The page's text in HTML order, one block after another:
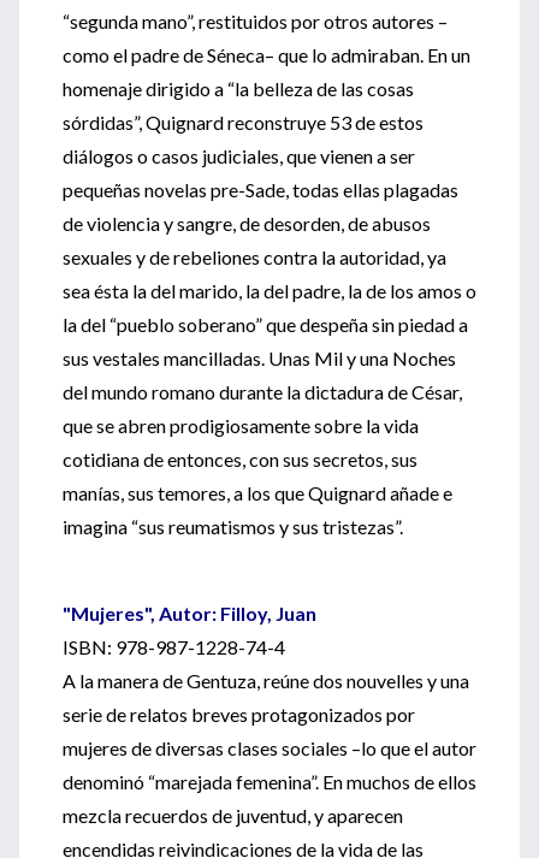
“segunda mano”, restituidos por otros autores –
como el padre de Séneca– que lo admiraban. En un
homenaje dirigido a “la belleza de las cosas
sórdidas”, Quignard reconstruye 53 de estos
diálogos o casos judiciales, que vienen a ser
pequeñas novelas pre-Sade, todas ellas plagadas
de violencia y sangre, de desorden, de abusos
sexuales y de rebeliones contra la autoridad, ya
sea ésta la del marido, la del padre, la de los amos o
la del “pueblo soberano” que despeña sin piedad a
sus vestales mancilladas. Unas Mil y una Noches
del mundo romano durante la dictadura de César,
que se abren prodigiosamente sobre la vida
cotidiana de entonces, con sus secretos, sus
manías, sus temores, a los que Quignard añade e
imagina “sus reumatismos y sus tristezas”.
"Mujeres", Autor: Filloy, Juan
ISBN: 978-987-1228-74-4
A la manera de Gentuza, reúne dos nouvelles y una
serie de relatos breves protagonizados por
mujeres de diversas clases sociales –lo que el autor
denominó “marejada femenina”. En muchos de ellos
mezcla recuerdos de juventud, y aparecen
encendidas reivindicaciones de la vida de las